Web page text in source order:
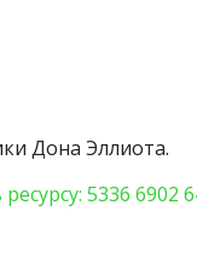
Дона Эллиота.
5336 6902